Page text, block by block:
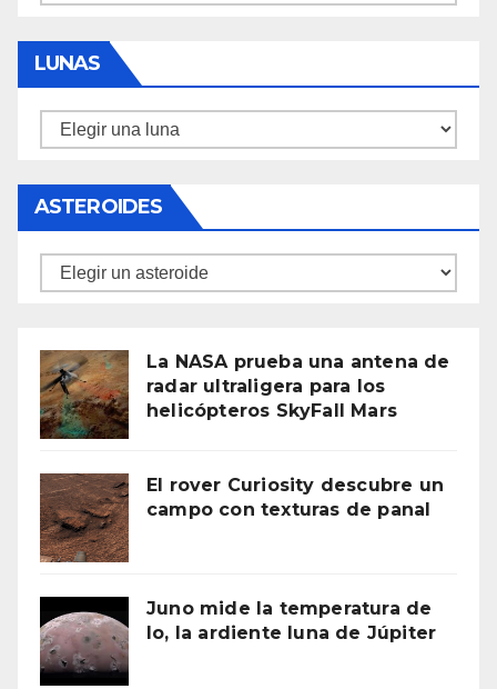
LUNAS
Lunas
ASTEROIDES
Asteroides
La NASA prueba una antena de
radar ultraligera para los
helicópteros SkyFall Mars
El rover Curiosity descubre un
campo con texturas de panal
Juno mide la temperatura de
Io, la ardiente luna de Júpiter